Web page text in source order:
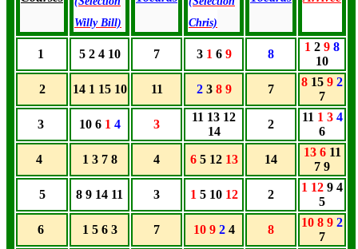
Willy Bill)
Chris)
1 5 2 4 10 7 3 1 6 9 8
1 2 9 8
10
2 14 1 15 10 11 238 9 7
8 15 9 2
7
3 10 61 4 3
11 13 12
14
2
11 1 3 4
6
4 1 3 7 8 4 65 12 13 14
13 611
7 9
5 8 9 14 11 3 1 5 1012 2
1 12 9 4
5
6 1 5 6 3 7 10 9 24 8
10 8 9 2
7